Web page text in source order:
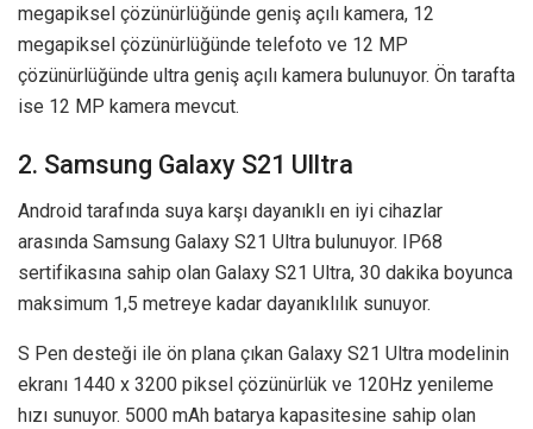
megapiksel çözünürlüğünde geniş açılı kamera, 12
megapiksel çözünürlüğünde telefoto ve 12 MP
çözünürlüğünde ultra geniş açılı kamera bulunuyor. Ön tarafta
ise 12 MP kamera mevcut.
2. Samsung Galaxy S21 Ulltra
Android tarafında suya karşı dayanıklı en iyi cihazlar
arasında Samsung Galaxy S21 Ultra bulunuyor. IP68
sertifikasına sahip olan Galaxy S21 Ultra, 30 dakika boyunca
maksimum 1,5 metreye kadar dayanıklılık sunuyor.
S Pen desteği ile ön plana çıkan Galaxy S21 Ultra modelinin
ekranı 1440 x 3200 piksel çözünürlük ve 120Hz yenileme
hızı sunuyor. 5000 mAh batarya kapasitesine sahip olan